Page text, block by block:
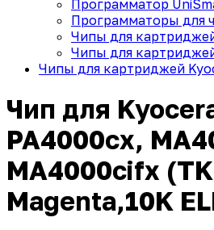
Программатор
Программаторы для
Чипы для
Чипы для
Чипы для картриджей
Чип для
PA4000cx,
MA4000cifx
Magenta,10K